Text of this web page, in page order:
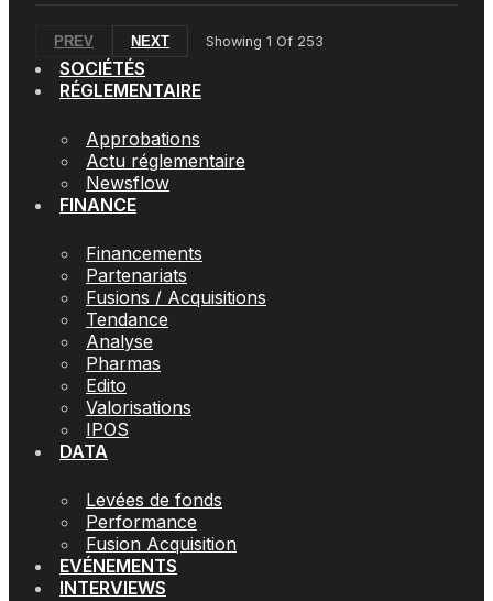
PREV NEXT Showing 1 Of 253
SOCIÉTÉS
RÉGLEMENTAIRE
Approbations
Actu réglementaire
Newsflow
FINANCE
Financements
Partenariats
Fusions / Acquisitions
Tendance
Analyse
Pharmas
Edito
Valorisations
IPOS
DATA
Levées de fonds
Performance
Fusion Acquisition
EVÉNEMENTS
INTERVIEWS